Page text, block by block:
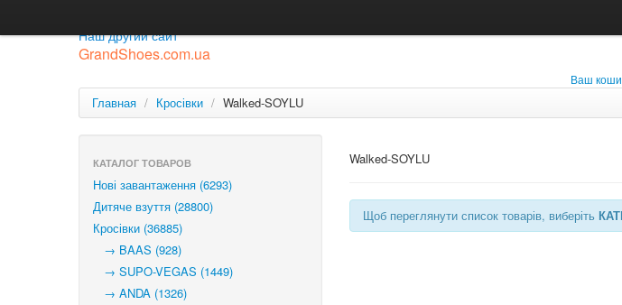
Наш другий сайт
GrandShoes.com.ua
Ваш
Главная / Кросівки / Walked-SOYLU
КАТАЛОГ ТОВАРОВ
Нові завантаження (6293)
Дитяче взуття (28800)
Кросівки (36885)
→ BAAS (928)
→ SUPO-VEGAS (1449)
→ ANDA (1326)
Walked-SOYLU
Щоб переглянути список товарів, виберіть